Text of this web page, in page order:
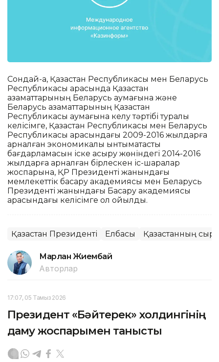
Сондай-ақ, Қазақстан Республикасы мен Беларусь
Республикасы арасында Қазақстан
азаматтарының Беларусь аумағына және
Беларусь азаматтарының Қазақстан
Республикасы аумағына келу тәртібі туралы
келісімге, Қазақстан Республикасы мен Беларусь
Республикасы арасындағы 2009-2016 жылдарға
арналған экономикалық ынтымақтастық
бағдарламасын іске асыру жөніндегі 2014-2016
жылдарға арналған бірлескен іс-шаралар
жоспарына, ҚР Президенті жанындағы
мемлекеттік басқару академиясы мен Беларусь
Президенті жанындағы Басқару академиясы
арасындағы келісімге қол қойылды.
Қазақстан Президенті Елбасы Қазақстанның
Марлан Жиембай
Авторлар
17:07, 05 Тамыз 2026
Президент «Бәйтерек» холдингінің
даму жоспарымен танысты